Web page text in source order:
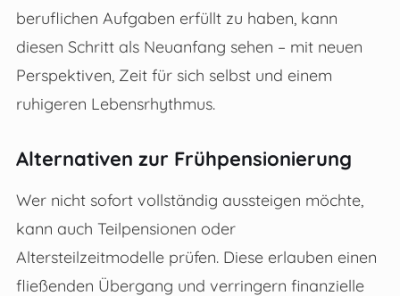
beruflichen Aufgaben erfüllt zu haben, kann
diesen Schritt als Neuanfang sehen – mit neuen
Perspektiven, Zeit für sich selbst und einem
ruhigeren Lebensrhythmus.
Alternativen zur Frühpensionierung
Wer nicht sofort vollständig aussteigen möchte,
kann auch Teilpensionen oder
Altersteilzeitmodelle prüfen. Diese erlauben einen
fließenden Übergang und verringern finanzielle